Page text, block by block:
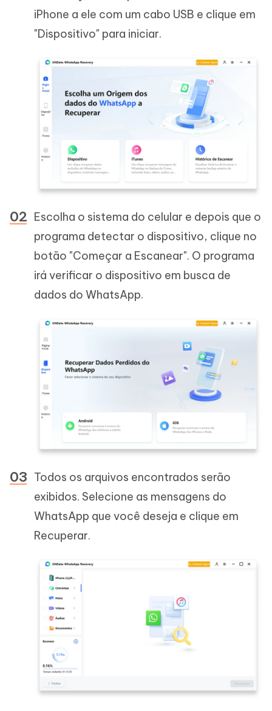
iPhone a ele com um cabo USB e clique em
"Dispositivo" para iniciar.
Escolha o sistema do celular e depois que o
programa detectar o dispositivo, clique no
botão "Começar a Escanear". O programa
irá verificar o dispositivo em busca de
dados do WhatsApp.
Todos os arquivos encontrados serão
exibidos. Selecione as mensagens do
WhatsApp que você deseja e clique em
Recuperar.